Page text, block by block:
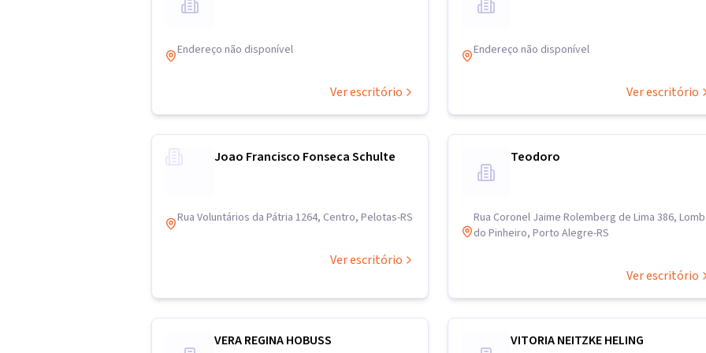
Endereço não disponível
Ver escritório
Endereço não disponível
Ver escritório
Joao Francisco Fonseca Schulte
Rua Voluntários da Pátria 1264, Centro, Pelotas-RS
Ver escritório
Teodoro
Rua Coronel Jaime Rolemberg de Lima 386,
do Pinheiro, Porto Alegre-RS
Ver escritório
VERA REGINA HOBUSS VITORIA NEITZKE HELING